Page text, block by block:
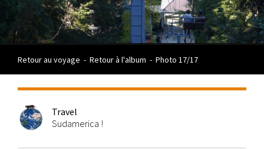
Retour au voyage - Retour à l'album - Photo 17/17
Travel
Sudamerica !